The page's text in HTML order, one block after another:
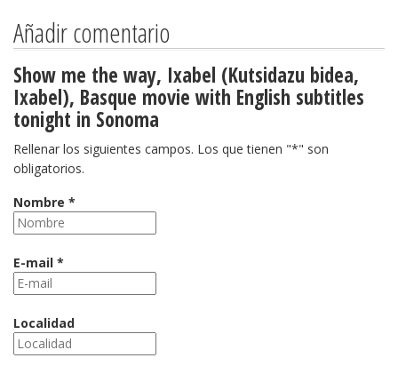
Añadir comentario
Show me the way, Ixabel (Kutsidazu bidea,
Ixabel), Basque movie with English subtitles
tonight in Sonoma
Rellenar los siguientes campos. Los que tienen "*" son
obligatorios.
Nombre *
E-mail *
Localidad